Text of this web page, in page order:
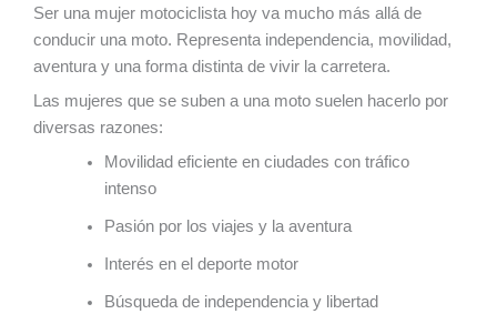
Ser una mujer motociclista hoy va mucho más allá de
conducir una moto. Representa independencia, movilidad,
aventura y una forma distinta de vivir la carretera.
Las mujeres que se suben a una moto suelen hacerlo por
diversas razones:
Movilidad eficiente en ciudades con tráfico
intenso
Pasión por los viajes y la aventura
Interés en el deporte motor
Búsqueda de independencia y libertad